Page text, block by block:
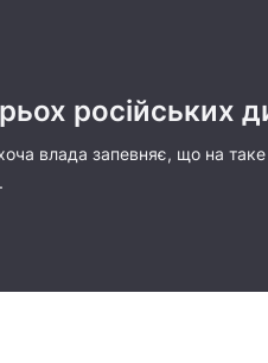
російських
хоча влада запевняє, що на